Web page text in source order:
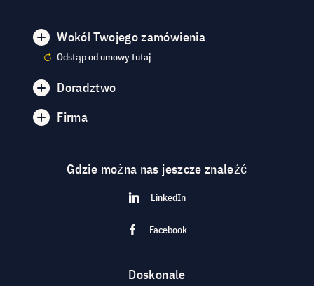
Wokół Twojego zamówienia
Odstąp od umowy tutaj
Doradztwo
Firma
Gdzie można nas jeszcze znaleźć
LinkedIn
Facebook
Doskonale